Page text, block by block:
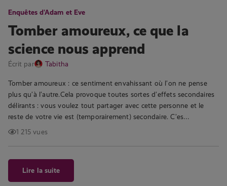
Enquêtes d'Adam et Eve
Tomber amoureux, ce que la
science nous apprend
Écrit par Tabitha
Tomber amoureux : ce sentiment envahissant où l’on ne pense
plus qu’à l’autre.Cela provoque toutes sortes d’effets secondaires
délirants : vous voulez tout partager avec cette personne et le
reste de votre vie est (temporairement) secondaire. C’es…
1 215 vues
Lire la suite